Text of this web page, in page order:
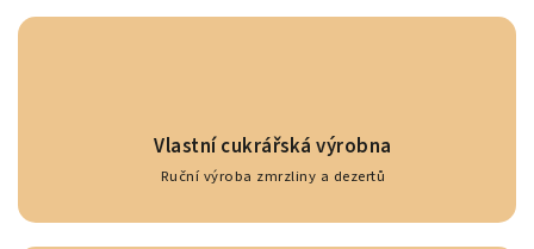
Vlastní cukrářská výrobna
Ruční výroba zmrzliny a dezertů